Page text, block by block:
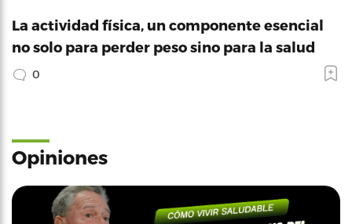
La actividad física, un componente esencial
no solo para perder peso sino para la salud
0
Opiniones